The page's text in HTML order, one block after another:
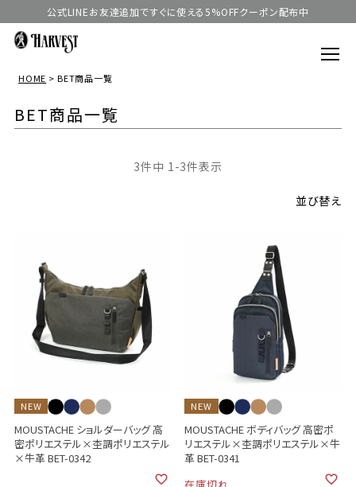
公式LINEお友達追加ですぐに使える5%OFFクーポン配布中
HOME BET商品一覧
BET商品一覧
並び替え
3件中 1 -3件表示
NEW
MOUSTACHE ショルダーバッグ 高
密ポリエステル×杢調ポリエステル
×牛革 BET-0342
NEW
MOUSTACHE ボディバッグ 高密ポ
リエステル×杢調ポリエステル×牛
革 BET-0341
在庫切れ